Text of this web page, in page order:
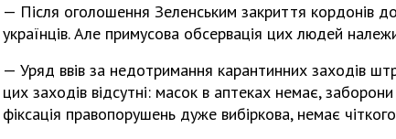
— Після оголошення Зеленським закриття кордонів
українців. Але примусова обсервація цих людей
— Уряд ввів за недотримання карантинних заходів
цих заходів відсутні: масок в аптеках немає,
фіксація правопорушень дуже вибіркова, немає